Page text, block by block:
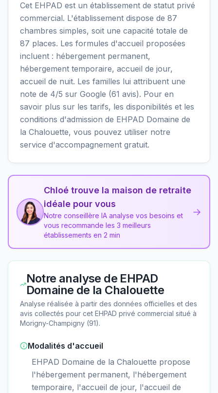
Cet EHPAD est un établissement de statut privé
commercial. L'établissement dispose de 87
chambres simples, soit une capacité totale de
87 places. Les formules d'accueil proposées
incluent : hébergement permanent,
hébergement temporaire, accueil de jour,
accueil de nuit. Les familles lui attribuent une
note de 4/5 sur Google (61 avis). Pour en
savoir plus sur les tarifs, les disponibilités et les
conditions d'admission de EHPAD Domaine de
la Chalouette, vous pouvez utiliser notre
service d'accompagnement gratuit.
Chloé trouve la maison de retraite
idéale pour vous
Notre conseillère IA analyse vos besoins et
vous recommande les 3 meilleurs
établissements en 2 min
→
Notre analyse de EHPAD
Domaine de la Chalouette
Analyse réalisée à partir des données officielles et des
avis collectés pour cet EHPAD privé commercial situé à
Morigny-Champigny (91).
Modalités d'accueil
EHPAD Domaine de la Chalouette propose
l'hébergement permanent, l'hébergement
temporaire, l'accueil de jour, l'accueil de